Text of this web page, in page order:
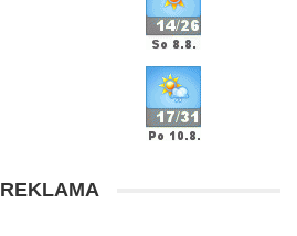
REKLAMA